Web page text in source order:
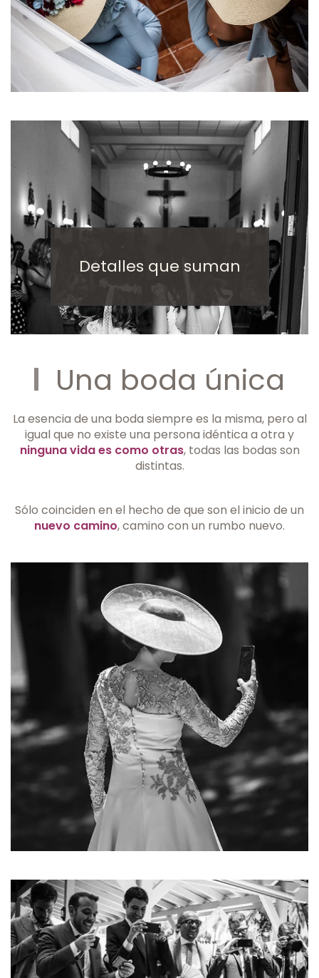
Detalles que suman
Una boda única
La esencia de una boda siempre es la misma, pero al
igual que no existe una persona idéntica a otra y
ninguna vida es como otras, todas las bodas son
distintas.
Sólo coinciden en el hecho de que son el inicio de un
nuevo camino, camino con un rumbo nuevo.